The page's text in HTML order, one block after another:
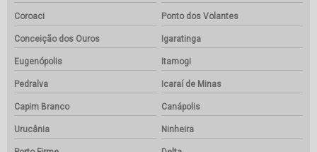
Coroaci Ponto dos Volantes
Conceição dos Ouros Igaratinga
Eugenópolis Itamogi
Pedralva Icaraí de Minas
Capim Branco Canápolis
Urucânia Ninheira